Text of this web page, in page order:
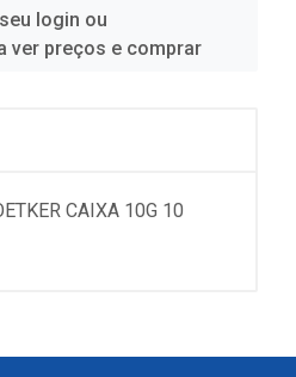
login ou
ver preços e comprar
CAIXA 10G 10